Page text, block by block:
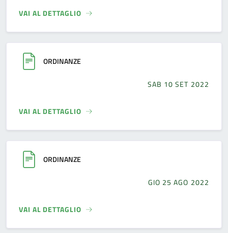
VAI AL DETTAGLIO
ORDINANZE
SAB 10 SET 2022
VAI AL DETTAGLIO
ORDINANZE
GIO 25 AGO 2022
VAI AL DETTAGLIO